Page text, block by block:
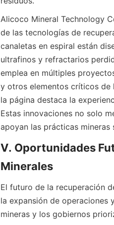
Alicoco Mineral Technology
de las tecnologías de
canaletas en espiral están
ultrafinos y refractarios
emplea en múltiples
y otros elementos críticos de
la página destaca la
Estas innovaciones no solo
V. Oportunidades
El futuro de la recuperación
la expansión de operaciones
mineras y los gobiernos